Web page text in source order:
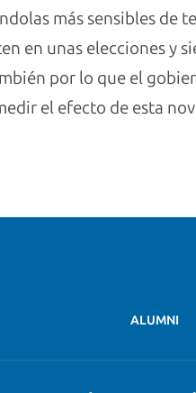
más sensibles de
en unas elecciones y
por lo que el
el efecto de esta
ALUMNI